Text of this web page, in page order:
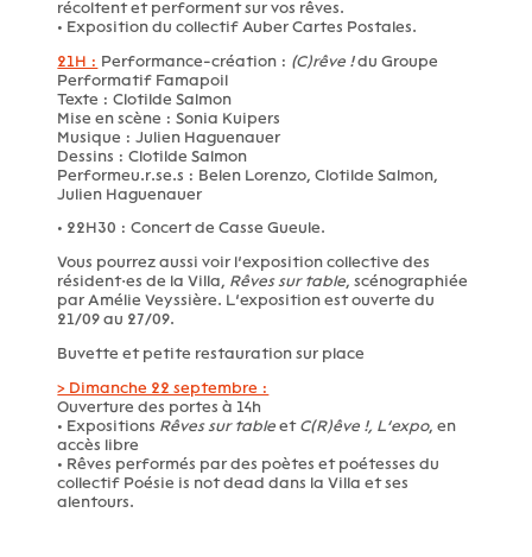
récoltent et performent sur vos rêves.
• Exposition du collectif Auber Cartes Postales.
21H : Performance-création : (C)rêve !du Groupe
Performatif Famapoil
Texte : Clotilde Salmon
Mise en scène : Sonia Kuipers
Musique : Julien Haguenauer
Dessins : Clotilde Salmon
Performeu.r.se.s : Belen Lorenzo, Clotilde Salmon,
Julien Haguenauer
• 22H30 : Concert de Casse Gueule.
Vous pourrez aussi voir l’exposition collective des
résident·es de la Villa, Rêves sur table, scénographiée
par Amélie Veyssière. L’exposition est ouverte du
21/09 au 27/09.
Buvette et petite restauration sur place
> Dimanche 22 septembre :
Ouverture des portes à 14h
• Expositions Rêves sur table et C(R)êve !, L’expo, en
accès libre
• Rêves performés par des poètes et poétesses du
collectif Poésie is not dead dans la Villa et ses
alentours.